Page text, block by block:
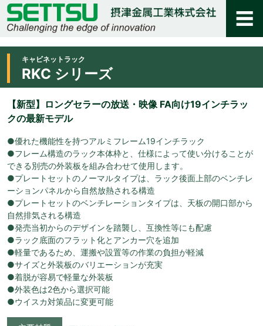
キャビネットラック
RKC シリーズ
【新型】ロングセラーの放送・映像 FA向け19インチラッ
クの最新モデル
●優れた機能性を持つアルミフレーム19インチラック
●フレーム構造のラック本体枠と、仕様によって使い分けることが
できる別売の外装板を組み合わせて使用します。
●プレートセットのノーマルタイプは、ラック後面上部のベンチレ
ーションパネルから自然放熱される構造
●プレートセットのベンチレーションタイプは、天板の開口部から
自然排気される構造
●発売当初からのデザインを踏襲し、互換性等にも配慮
●ラック底面のフラット化とアンカー穴を追加
●軽量であるため、運搬や設置等の作業の負担が軽減
●サイズと外装板のバリエーションが充実
●着脱が容易で軽量な外装板
●外装色は2色から選択可能
●ウイスカ対策品に変更可能